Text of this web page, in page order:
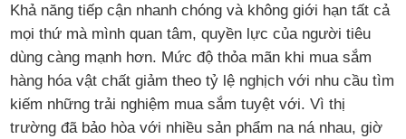
Khả năng tiếp cận nhanh chóng và không giới hạn tất cả
mọi thứ mà mình quan tâm, quyền lực của người tiêu
dùng càng mạnh hơn. Mức độ thỏa mãn khi mua sắm
hàng hóa vật chất giảm theo tỷ lệ nghịch với nhu cầu tìm
kiếm những trải nghiệm mua sắm tuyệt với. Vì thị
trường đã bảo hòa với nhiều sản phẩm na ná nhau, giờ